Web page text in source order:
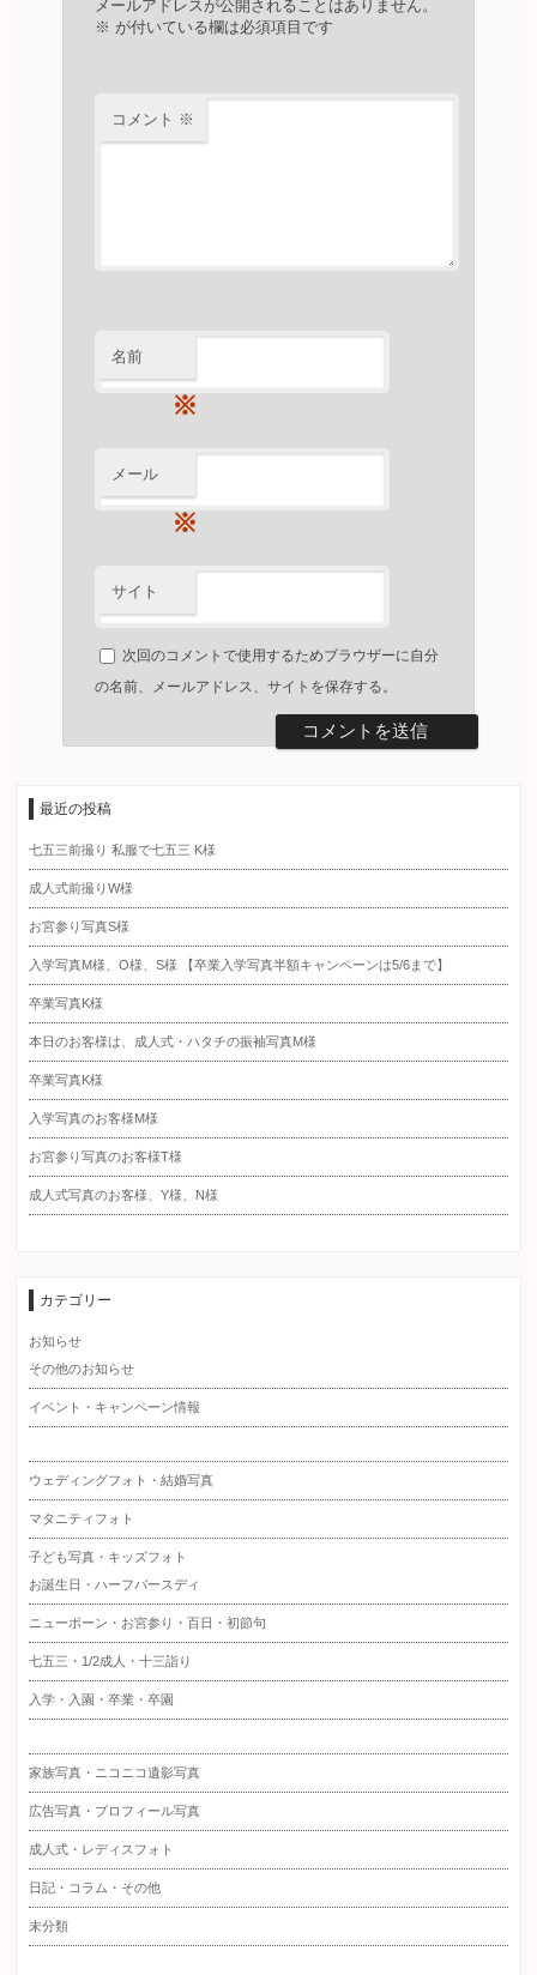
メールアドレスが公開されることはありません。
※ が付いている欄は必須項目です
コメント ※
名前
※
メール
※
サイト
次回のコメントで使用するためブラウザーに自分
の名前、メールアドレス、サイトを保存する。
最近の投稿
七五三前撮り 私服で七五三 K様
成人式前撮りW様
お宮参り写真S様
入学写真M様、O様、S様 【卒業入学写真半額キャンペーンは5/6まで】
卒業写真K様
本日のお客様は、成人式・ハタチの振袖写真M様
卒業写真K様
入学写真のお客様M様
お宮参り写真のお客様T様
成人式写真のお客様、Y様、N様
カテゴリー
お知らせ
その他のお知らせ
イベント・キャンペーン情報
ウェディングフォト・結婚写真
マタニティフォト
子ども写真・キッズフォト
お誕生日・ハーフバースディ
ニューボーン・お宮参り・百日・初節句
七五三・1/2成人・十三詣り
入学・入園・卒業・卒園
家族写真・ニコニコ遺影写真
広告写真・プロフィール写真
成人式・レディスフォト
日記・コラム・その他
未分類